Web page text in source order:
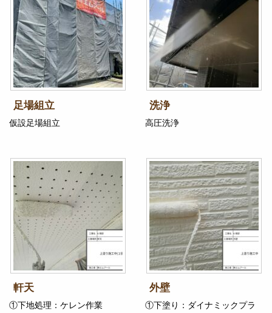
足場組立
仮設足場組立
洗浄
高圧洗浄
軒天
①下地処理：ケレン作業
外壁
①下塗り：ダイナミックプラ